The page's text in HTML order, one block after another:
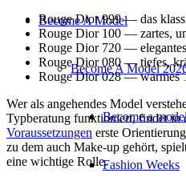
Become A Model
Become A Model
Become a
Fashion Weeks
Rouge Dior 999 — das
Rouge Dior 100 — zartes,
Rouge Dior 720 —
Rouge Dior 080 — tiefes,
Rouge Dior 028 — warmes
Wer als angehendes Model
Typberatung funktioniert, findet in
Voraussetzungen erste
zu dem auch Make-up gehört,
eine wichtige Rolle.